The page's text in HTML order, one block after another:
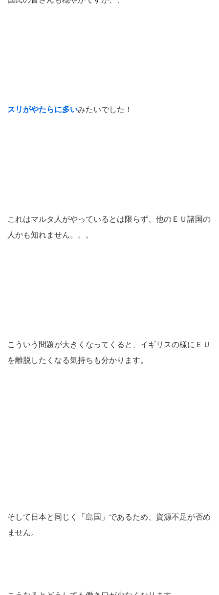
スリがやたらに多いみたいでした！
これはマルタ人がやっているとは限らず、他のＥＵ諸国の
人かも知れません。。。
こういう問題が大きくなってくると、イギリスの様にＥＵ
を離脱したくなる気持ちも分かります。
そして日本と同じく「島国」であるため、資源不足が否め
ません。